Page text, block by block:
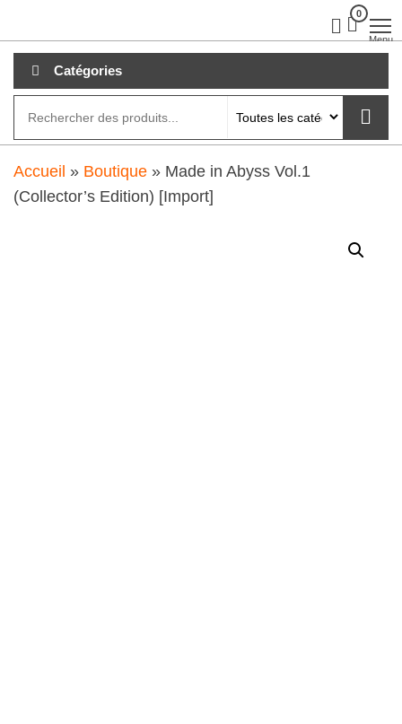
au
contenu
0
Menu
Catégories
Accueil » Boutique » Made in Abyss Vol.1
(Collector’s Edition) [Import]